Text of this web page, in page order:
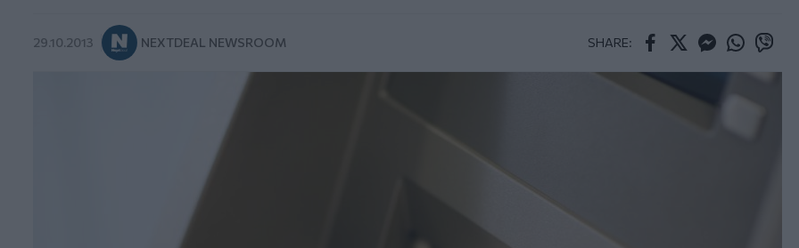
29.10.2013 NEXTDEAL NEWSROOM SHARE: